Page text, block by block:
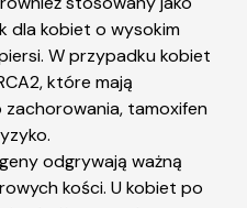
dla kobiet o wysokim
W przypadku kobiet
które mają
tamoxifen
odgrywają ważną
kości. U kobiet po